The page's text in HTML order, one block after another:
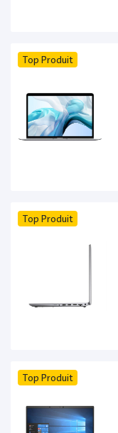
Top Produit
Top Produit
Top Produit